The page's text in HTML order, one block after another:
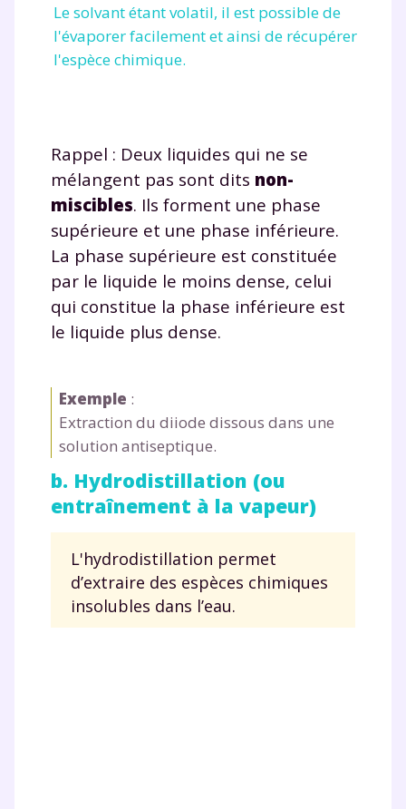
Le solvant étant volatil, il est possible de
l'évaporer facilement et ainsi de récupérer
l'espèce chimique.
Rappel : Deux liquides qui ne se
mélangent pas sont dits non-
miscibles. Ils forment une phase
supérieure et une phase inférieure.
La phase supérieure est constituée
par le liquide le moins dense, celui
qui constitue la phase inférieure est
le liquide plus dense.
Exemple :
Extraction du diiode dissous dans une
solution antiseptique.
b. Hydrodistillation (ou
entraînement à la vapeur)
L'hydrodistillation permet
d’extraire des espèces chimiques
insolubles dans l’eau.